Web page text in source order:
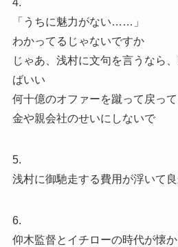
4.
「うちに魅力がない……」
わかってるじゃないですか
じゃあ、浅村に文句を言うなら
ばいい
何十億のオファーを蹴って戻っ
金や親会社のせいにしないで
5.
浅村に御馳走する費用が浮いて
6.
仰木監督とイチローの時代が